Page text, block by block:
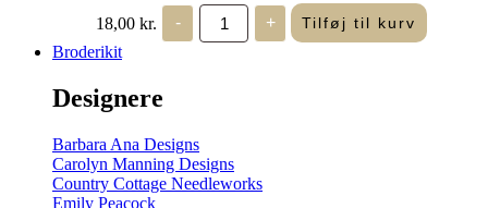
18,00 kr. -
Gütermann
Ritråd
-
+ Tilføj til kurv
Broderikit
Designere
Barbara Ana Designs
Carolyn Manning Designs
Country Cottage Needleworks
Emily Peacock